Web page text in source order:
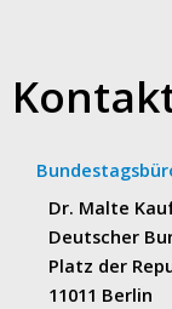
Dr. Malte
Deutscher
Platz der
11011 Berlin